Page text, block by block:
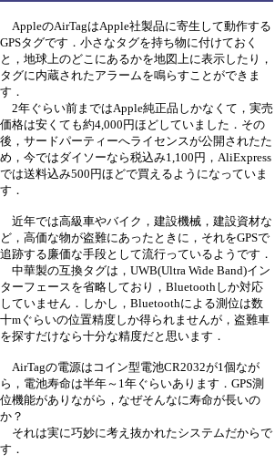
AppleのAirTagはApple社製品に寄生して動作する
GPSタグです．小さなタグを持ち物に付けておく
と，地球上のどこにあるかを地図上に表示したり，
タグに内蔵されたアラームを鳴らすことができま
す．
2年ぐらい前まではApple純正品しかなくて，実売
価格は安くても約4,000円ほどしていました．その
後，サードパーティーへライセンスが公開されたた
め，今ではダイソーなら税込み1,100円，AliExpress
では送料込み500円ほどで買えるようになっていま
す．
近年では高級車やバイク，建設機械，建設資材な
ど，高価な物が盗難にあったときに，それをGPSで
追跡する廉価な手段として流行っているようです．
中華製の互換タグは，UWB(Ultra Wide Band)イン
ターフェースを省略しており，Bluetoothしか対応
していません．しかし，Bluetoothによる測位は数
十mぐらいの位置精度しか得られませんが，盗難車
を探すだけなら十分な精度だと思います．
AirTagの電源はコイン型電池CR2032が1個なが
ら，電池寿命は半年～1年ぐらいあります．GPS測
位機能がありながら，なぜそんなに寿命が長いの
か？
それは実に巧妙に考え抜かれたシステムだからで
す．